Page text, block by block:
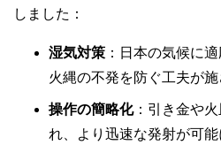
しました：
湿気対策 ：日本の気候に
火縄の不発を防ぐ工夫が施
操作の簡略化：引き金や
れ、より迅速な発射が可能